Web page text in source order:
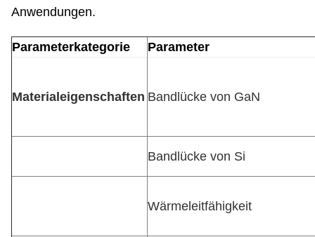
Anwendungen.
Parameterkategorie Parameter
Materialeigenschaften Bandlücke von GaN
Bandlücke von Si
Wärmeleitfähigkeit